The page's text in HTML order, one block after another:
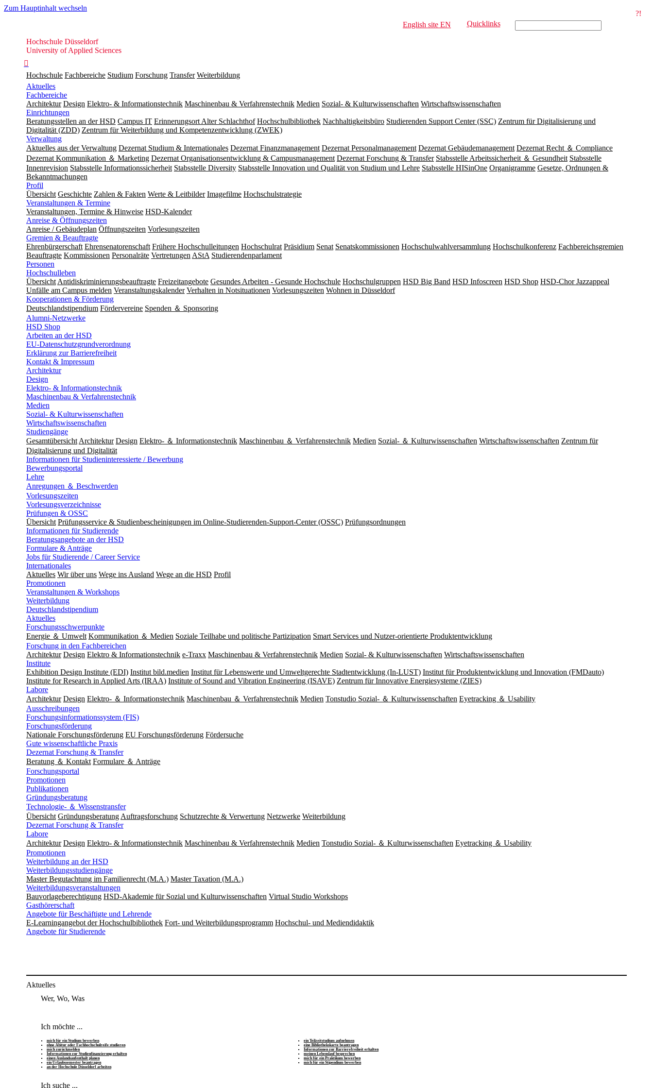
Zum Hauptinhalt wechseln
?!
Hochschule
Düsseldorf
Hochschule Düsseldorf
University of Applied Sciences

English site EN Quicklinks
Hochschule Fachbereiche Studium Forschung Transfer Weiterbildung
Aktuelles
Fachbereiche
Architektur Design Elektro- & Informationstechnik Maschinenbau & Verfahrenstechnik Medien Sozial- & Kulturwissenschaften Wirtschaftswissenschaften
Einrichtungen
Beratungsstellen an der HSD Campus IT Erinnerungsort Alter Schlachthof Hochschulbibliothek Nachhaltigkeitsbüro Studierenden Support Center (SSC) Zentrum für Digitalisierung und
Digitalität (ZDD) Zentrum für Weiterbildung und Kompetenzentwicklung (ZWEK)
Verwaltung
Aktuelles aus der Verwaltung Dezernat Studium & Internationales Dezernat Finanzmanagement Dezernat Personalmanagement Dezernat Gebäudemanagement Dezernat Recht ＆ Compliance
Dezernat Kommunikation ＆ Marketing Dezernat Organisationsentwicklung & Campusmanagement Dezernat Forschung & Transfer Stabsstelle Arbeitssicherheit ＆ Gesundheit Stabsstelle
Innenrevision Stabsstelle In­for­ma­ti­ons­sicher­heit Stabsstelle Diversity Stabsstelle Innovation und Qualität von Studium und Lehre Stabsstelle HISinOne Organigramme Gesetze, Ordnungen &
Bekanntmachungen
Profil
Übersicht Geschichte Zahlen & Fakten Werte & Leitbilder Imagefilme Hochschulstrategie
Veranstaltungen & Termine
Veranstaltungen, Termine & Hinweise HSD-Kalender
Anreise & Öffnungszeiten
Anreise / Gebäudeplan Öffnungszeiten Vorlesungszeiten
Gremien & Beauftragte
Ehrenbürgerschaft Ehrensenatorenschaft Frühere Hochschulleitungen Hochschulrat Präsidium Senat Senatskommissionen Hochschulwahlversammlung Hochschulkonferenz Fachbereichsgremien
Beauftragte Kommissionen Personalräte Vertretungen AStA Studierendenparlament
Personen
Hochschulleben
Übersicht Antidiskriminierungsbeauftragte Freizeitangebote Gesundes Arbeiten - Gesunde Hochschule Hochschulgruppen HSD Big Band HSD Infoscreen HSD Shop HSD-Chor Jazzappeal
Unfälle am Campus melden Veranstaltungskalender Verhalten in Notsituationen Vorlesungszeiten Wohnen in Düsseldorf
Kooperationen & Förderung
Deutschlandstipendium Fördervereine Spenden ＆ Sponsoring
Alumni-Netzwerke
HSD Shop
Arbeiten an der HSD
EU-Datenschutzgrundverordnung
Erklärung zur Barrierefreiheit
Kontakt & Impressum
Architektur
Design
Elektro- & Informationstechnik
Maschinenbau & Verfahrenstechnik
Medien
Sozial- & Kulturwissenschaften
Wirtschaftswissenschaften
Studiengänge
Gesamtübersicht Architektur Design Elektro- ＆ Informationstechnik Maschinenbau ＆ Verfahrenstechnik Medien Sozial- ＆ Kulturwissenschaften Wirtschaftswissenschaften Zentrum für
Digitalisierung und Digitalität
Informationen für Studieninteressierte / Bewerbung
Bewerbungsportal
Lehre
Anregungen ＆ Beschwerden
Vorlesungszeiten
Vorlesungsverzeichnisse
Prüfungen & OSSC
Übersicht Prüfungsservice & Studienbescheinigungen im Online-Studierenden-Support-Center (OSSC) Prüfungsordnungen
Informationen für Studierende
Beratungsangebote an der HSD
Formulare & Anträge
Jobs für Studierende / Career Service
Internationales
Aktuelles Wir über uns Wege ins Ausland Wege an die HSD Profil
Promotionen
Veranstaltungen & Workshops
Weiterbildung
Deutschlandstipendium
Aktuelles
Forschungsschwerpunkte
Energie ＆ Umwelt Kommunikation ＆ Medien Soziale Teilhabe und politische Partizipation Smart Services und Nutzer-orientierte Produktentwicklung
Forschung in den Fachbereichen
Architektur Design Elektro & Informationstechnik e-Traxx Maschinenbau & Verfahrenstechnik Medien Sozial- & Kulturwissenschaften Wirtschaftswissenschaften
Institute
Exhibition Design Institute (EDI) Institut bild.medien Institut für Lebenswerte und Umweltgerechte Stadtentwicklung (In-LUST) Institut für Produktentwicklung und Innovation (FMDauto)
Institute for Research in Applied Arts (IRAA) Institute of Sound and Vibration Engineering (ISAVE) Zentrum für Innovative Energiesysteme (ZIES)
Labore
Architektur Design Elektro- ＆ Informationstechnik Maschinenbau ＆ Verfahrenstechnik Medien Tonstudio Sozial- ＆ Kulturwissenschaften Eyetracking ＆ Usability
Ausschreibungen
Forschungsinformationssystem (FIS)
Forschungsförderung
Nationale Forschungsförderung EU Forschungsförderung Fördersuche
Gute wissenschaftliche Praxis
Dezernat Forschung & Transfer
Beratung ＆ Kontakt Formulare ＆ Anträge
Forschungsportal
Promotionen
Publikationen
Gründungsberatung
Technologie- ＆ Wissenstransfer
Übersicht Gründungsberatung Auftragsforschung Schutzrechte & Verwertung Netzwerke Weiterbildung
Dezernat Forschung & Transfer
Labore
Architektur Design Elektro- & Informationstechnik Maschinenbau & Verfahrenstechnik Medien Tonstudio Sozial- ＆ Kulturwissenschaften Eyetracking ＆ Usability
Promotionen
Weiterbildung an der HSD
Weiterbildungsstudiengänge
Master Begutachtung im Familienrecht (M.A.) Master Taxation (M.A.)
Weiterbildungsveranstaltungen
Bauvorlageberechtigung HSD-Akademie für Sozial und Kulturwissenschaften Virtual Studio Workshops
Gasthörerschaft
Angebote für Beschäftigte und Lehrende
E-Learningangebot der Hochschulbibliothek Fort- und Weiterbildungsprogramm Hochschul- und Mediendidaktik
Angebote für Studierende
Aktuelles
Wer, Wo, Was
Ich möchte ...
mich für ein Studium bewerben
ohne Abitur oder Fachhochschulreife studieren
mich zurückmelden
Informationen zur Studienfinanzierung erhalten
einen Auslandsaufenthalt planen
ein Urlaubssemester beantragen
an der Hochschule Düsseldorf arbeiten
ein Teilzeitstudium aufnehmen
eine Bibliothekskarte beantragen
Informationen zur Barrierefreiheit erhalten
meinen Lebenslauf besprechen
mich für ein Praktikum bewerben
mich für ein Stipendium bewerben
Ich suche ...